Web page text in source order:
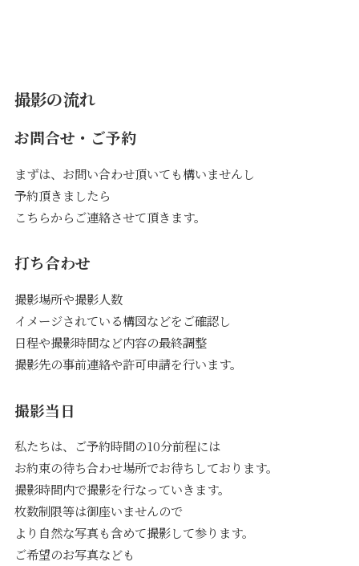
Service
公式アプリ
Contact
撮影の流れ
お問合せ・ご予約
まずは、お問い合わせ頂いても構いませんし
予約頂きましたら
こちらからご連絡させて頂きます。
打ち合わせ
撮影場所や撮影人数
イメージされている構図などをご確認し
日程や撮影時間など内容の最終調整
撮影先の事前連絡や許可申請を行います。
撮影当日
私たちは、ご予約時間の10分前程には
お約束の待ち合わせ場所でお待ちしております。
撮影時間内で撮影を行なっていきます。
枚数制限等は御座いませんので
より自然な写真も含めて撮影して参ります。
ご希望のお写真なども